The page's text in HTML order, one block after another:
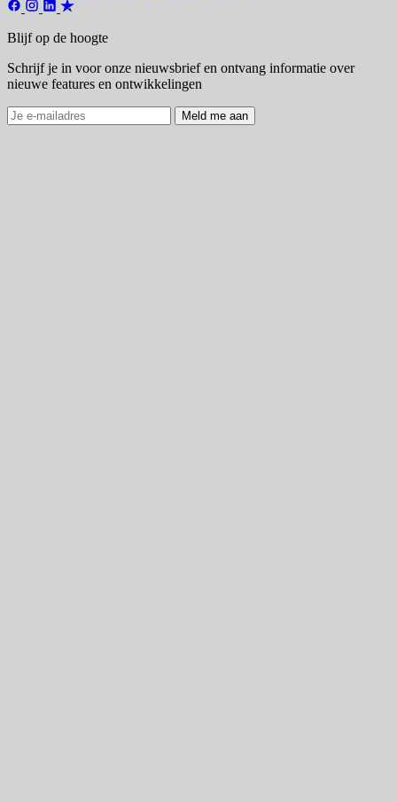
Blijf op de hoogte
Schrijf je in voor onze nieuwsbrief en ontvang informatie over
nieuwe features en ontwikkelingen
Meld me aan